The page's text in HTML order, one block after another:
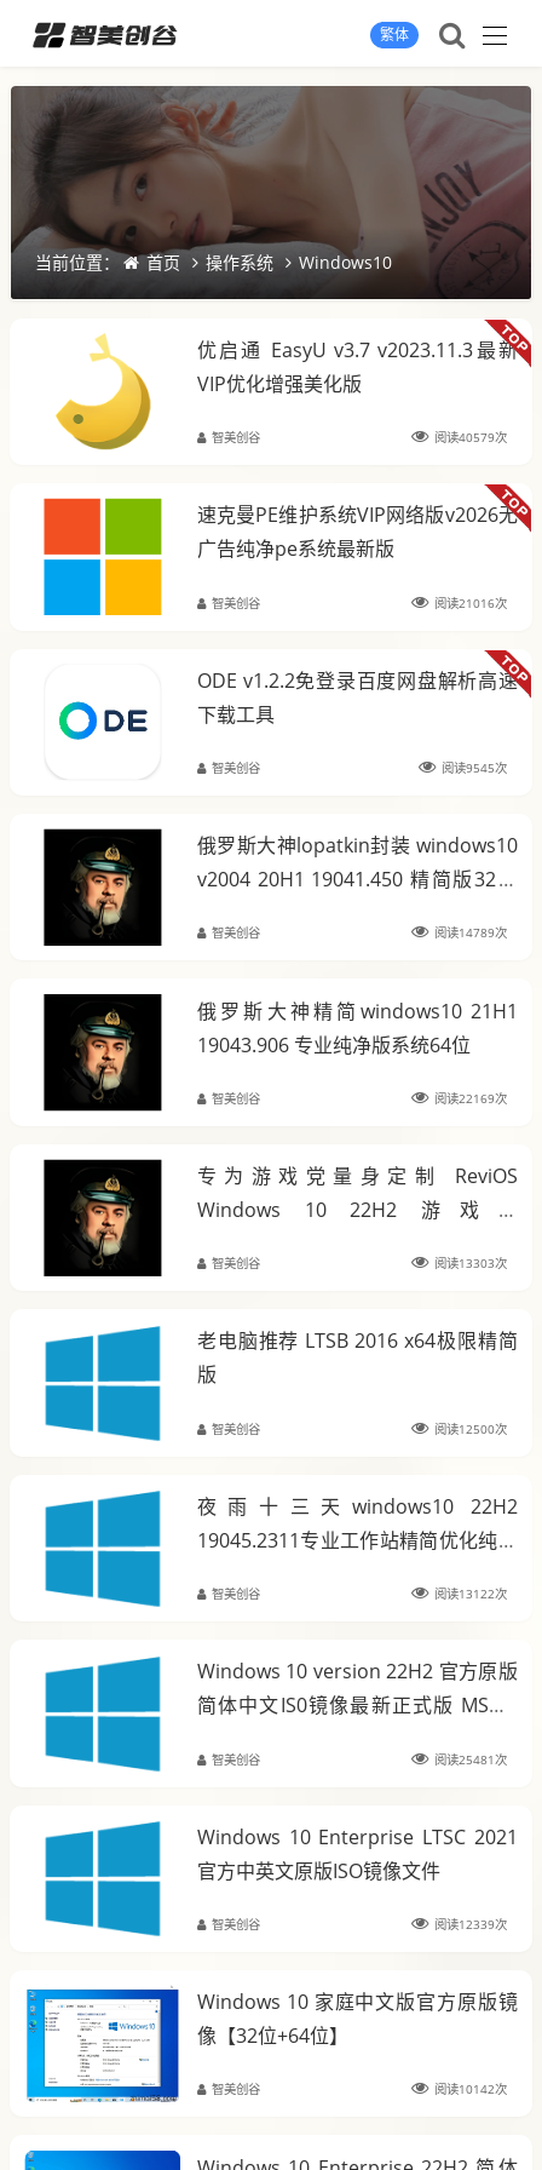
繁体
当前位置： 首页 操作系统 Windows10
优启通 EasyU v3.7 v2023.11.3最新
VIP优化增强美化版
智美创谷 阅读40579次
速克曼PE维护系统VIP网络版v2026无
广告纯净pe系统最新版
智美创谷 阅读21016次
ODE v1.2.2免登录百度网盘解析高速
下载工具
智美创谷 阅读9545次
俄罗斯大神lopatkin封装 windows10
v2004 20H1 19041.450 精简版32位
智美创谷 阅读14789次
俄罗斯大神精简windows10 21H1
19043.906 专业纯净版系统64位
智美创谷 阅读22169次
专为游戏党量身定制 ReviOS
Windows 10 22H2 游戏版
智美创谷 阅读13303次
老电脑推荐 LTSB 2016 x64极限精简
版
智美创谷 阅读12500次
夜雨十三天windows10 22H2
19045.2311专业工作站精简优化纯净
智美创谷 阅读13122次
Windows 10 version 22H2 官方原版
简体中文IS0镜像最新正式版 MSDN
智美创谷 阅读25481次
Windows 10 Enterprise LTSC 2021
官方中英文原版ISO镜像文件
智美创谷 阅读12339次
Windows 10 家庭中文版官方原版镜
像【32位+64位】
智美创谷 阅读10142次